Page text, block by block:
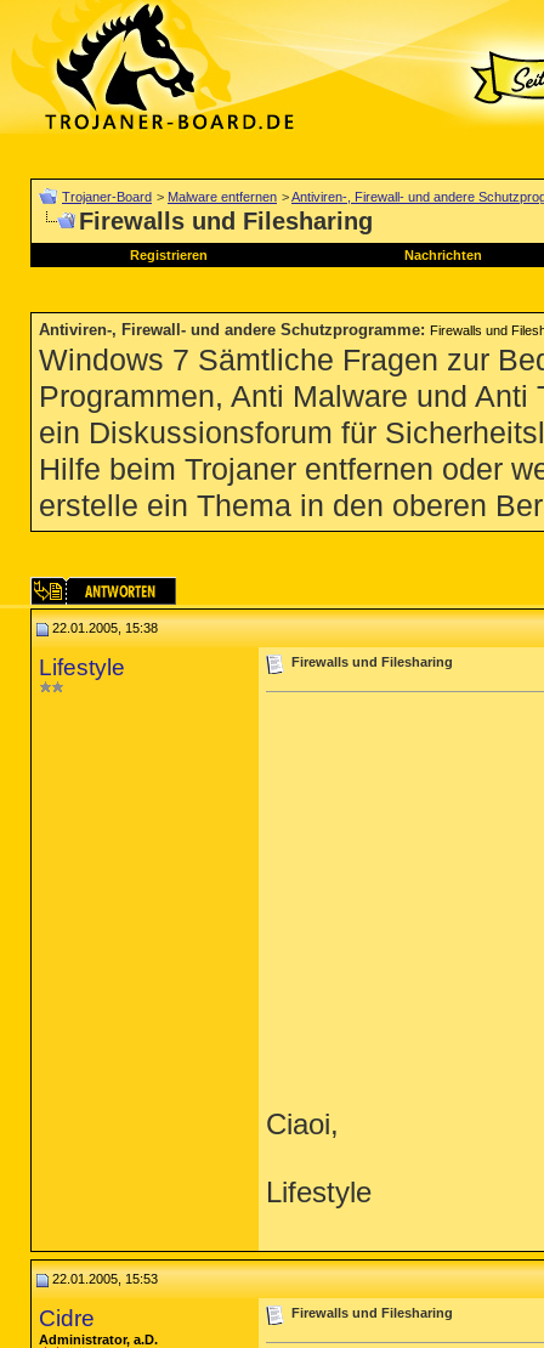
Trojaner-Board > Malware entfernen >Antiviren-, Firewall- und andere
Firewalls und Filesharing
Registrieren Nachrichten
Antiviren-, Firewall- und andere Schutzprogramme: Firewalls und
Windows 7 Sämtliche Fragen zur
Programmen, Anti Malware und
ein Diskussionsforum für
Hilfe beim Trojaner entfernen oder
erstelle ein Thema in den oberen
22.01.2005, 15:38
Lifestyle Firewalls und Filesharing
Ciaoi,
Lifestyle
22.01.2005, 15:53
Cidre
Administrator, a.D.
Firewalls und Filesharing